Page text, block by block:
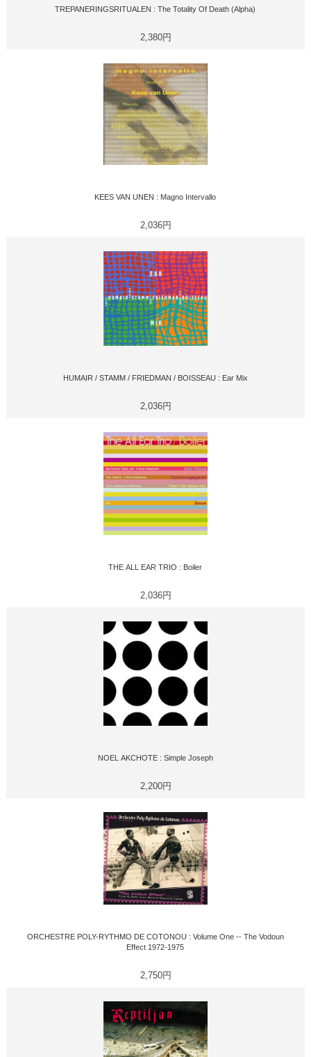
TREPANERINGSRITUALEN : The Totality Of Death (Alpha)
2,380円
KEES VAN UNEN : Magno Intervallo
2,036円
HUMAIR / STAMM / FRIEDMAN / BOISSEAU : Ear Mix
2,036円
THE ALL EAR TRIO : Boiler
2,036円
NOEL AKCHOTE : Simple Joseph
2,200円
ORCHESTRE POLY-RYTHMO DE COTONOU : Volume One -- The Vodoun
Effect 1972-1975
2,750円